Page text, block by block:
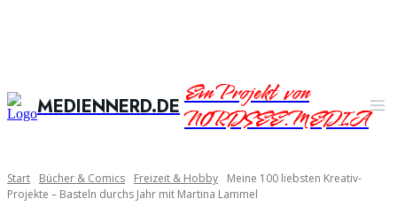
MEDIENNERD.DEEin Projekt von
NORDSEE.MEDIA
Start Bücher & Comics Freizeit & Hobby
Meine 100 liebsten Kreativ-
Projekte – Basteln durchs Jahr mit Martina Lammel